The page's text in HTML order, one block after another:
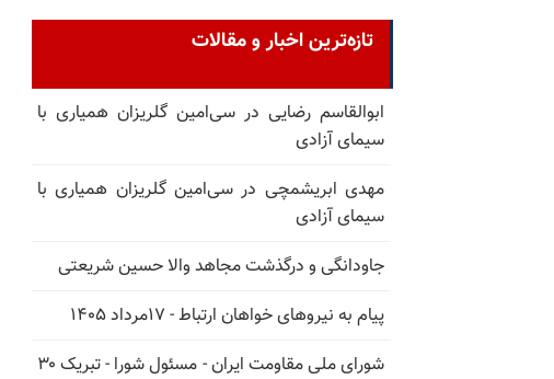
تازه‌ترین اخبار و مقالات
ابوالقاسم رضایی در سی‌امین گلریزان همیاری با
سیمای آزادی
مهدی ابریشمچی در سی‌امین گلریزان همیاری با
سیمای آزادی
جاودانگی و درگذشت مجاهد والا حسین شریعتی
پیام به نیروهای خواهان ارتباط - ۱۷مرداد ۱۴۰۵
شورای ملی مقاومت ایران - مسئول شورا - تبریک ۳۰